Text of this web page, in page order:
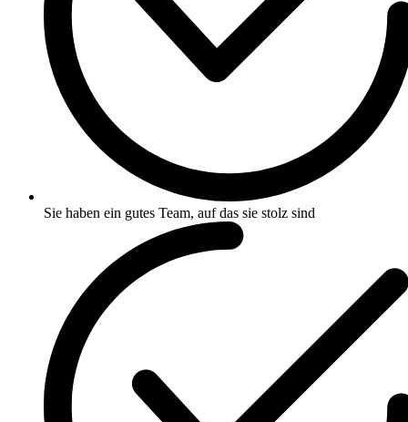
Sie haben ein gutes Team, auf das sie stolz sind